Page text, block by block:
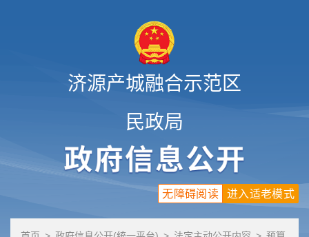
济源产城融合示范区
民政局
进入适老模式
无障碍阅读